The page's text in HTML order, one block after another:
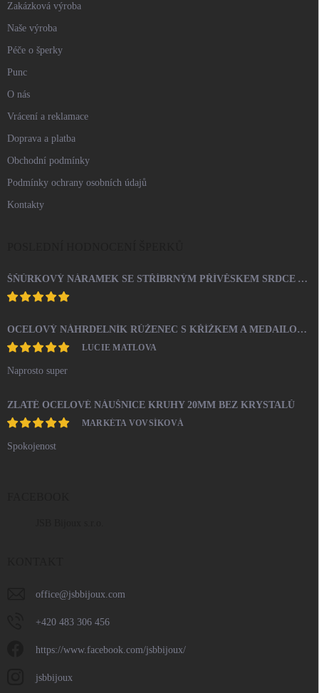
Zakázková výroba
Naše výroba
Péče o šperky
Punc
O nás
Vrácení a reklamace
Doprava a platba
Obchodní podmínky
Podmínky ochrany osobních údajů
Kontakty
ŠŇŮRKOVÝ NÁRAMEK SE STŘÍBRNÝM PŘÍVĚSKEM SRDCE A KRYSTALY SWAROVSKI CRYSTAL (STŘÍBRO 925/1000)
OCELOVÝ NÁHRDELNÍK RŮŽENEC S KŘÍŽKEM A MEDAILONEM
LUCIE MATLOVA
Naprosto super
ZLATÉ OCELOVÉ NÁUŠNICE KRUHY 20MM BEZ KRYSTALŮ
MARKÉTA VOVSÍKOVÁ
Spokojenost
office@jsbbijoux.com
+420 483 306 456
https://www.facebook.com/jsbbijoux/
jsbbijoux